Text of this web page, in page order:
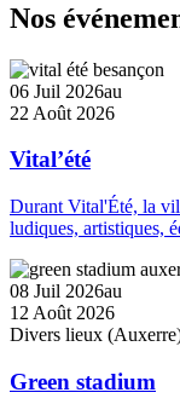
Nos
06 Juil 2026au
22 Août 2026
Vital’été
Durant Vital'Été, la
ludiques, artistiques,
08 Juil 2026au
12 Août 2026
Divers lieux
Green stadium